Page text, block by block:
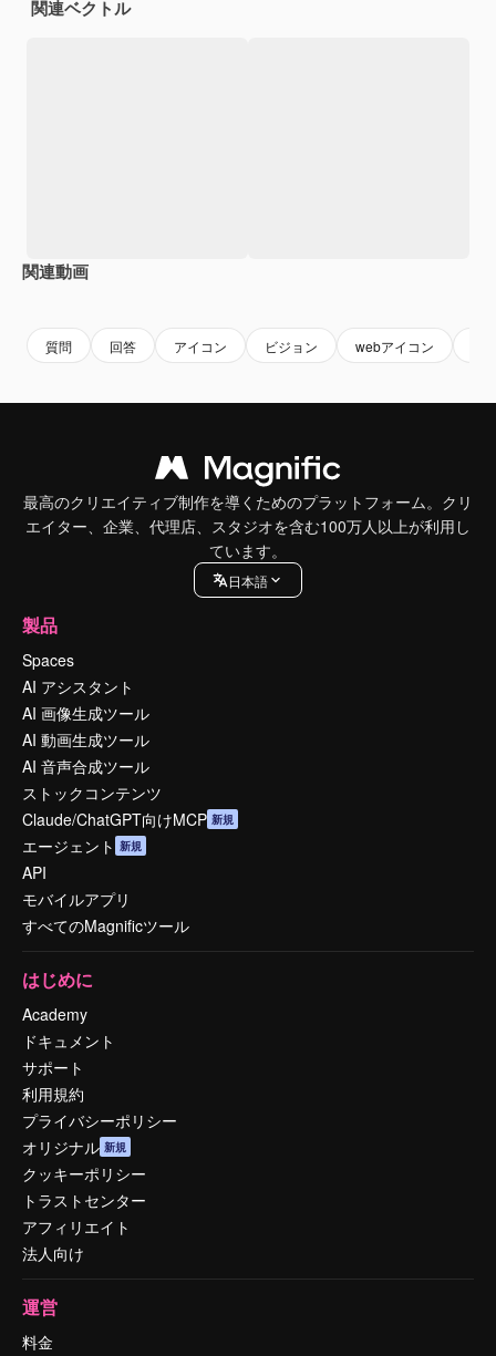
関連ベクトル
関連動画
質問 回答 アイコン ビジョン webアイコン
最高のクリエイティブ制作を導くためのプラットフォーム。クリ
エイター、企業、代理店、スタジオを含む100万人以上が利用し
ています。
日本語
製品
Spaces
AI アシスタント
AI 画像生成ツール
AI 動画生成ツール
AI 音声合成ツール
ストックコンテンツ
Claude/ChatGPT向けMCP 新規
エージェント 新規
API
モバイルアプリ
すべてのMagnificツール
はじめに
Academy
ドキュメント
サポート
利用規約
プライバシーポリシー
オリジナル 新規
クッキーポリシー
トラストセンター
アフィリエイト
法人向け
運営
料金